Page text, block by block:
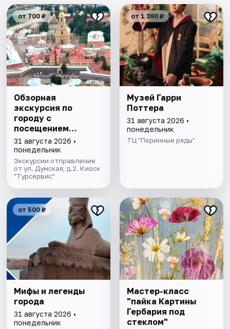
от 700 ₽
Обзорная
экскурсия по
городу с
посещением
Петропавловской
крепости
31 августа 2026 •
понедельник
Экскурсии отправление
от ул. Думская, д.2. Киоск
"Турсервис"
от 1 390 ₽
Музей Гарри
Поттера
31 августа 2026 •
понедельник
ТЦ "Перинные ряды"
от 500 ₽
Мифы и легенды
города
31 августа 2026 •
понедельник
Мастер-класс
"пайка Картины
Гербария под
стеклом"